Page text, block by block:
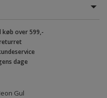
over 599,-
dage
Gul